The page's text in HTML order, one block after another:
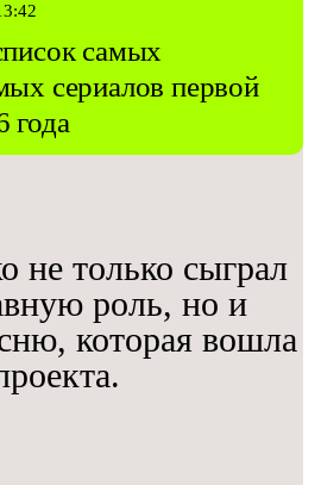
самых
сериалов первой
года
не только сыграл
роль, но и
которая вошла